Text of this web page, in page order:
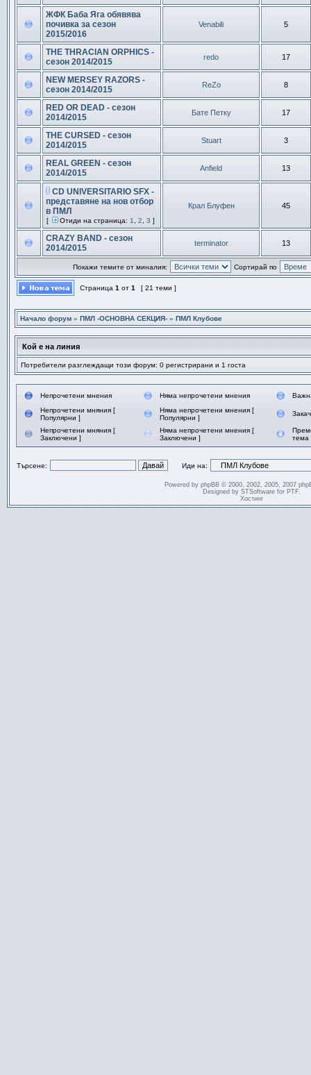
ЖФК Баба Яга обявява
почивка за сезон
2015/2016
Venabili 5
THE THRACIAN ORPHICS -
сезон 2014/2015
redo 17
NEW MERSEY RAZORS -
сезон 2014/2015
ReZo 8
RED OR DEAD - сезон
2014/2015
Бате Петку 17
THE CURSED - сезон
2014/2015
Stuart 3
REAL GREEN - сезон
2014/2015
Anfield 13
CD UNIVERSITARIO SFX -
представяне на нов отбор
в ПМЛ
[ Отиди на страница: 1 2 3 ]
Крал Блуфен 45
СRAZY BAND - сезон
2014/2015
terminator 13
Покажи темите от миналия: Сортирай по
Страница 1 от 1 [ 21 теми ]
Начало форум » ПМЛ -ОСНОВНА СЕКЦИЯ- » ПМЛ Клубове
Кой е на линия
Потребители разглеждащи този форум: 0 регистрирани и 1 госта
Непрочетени мнения Няма непрочетени мнения
Непрочетени мняния [
Популярни ]
Няма непрочетени мнения [
Популярни ]
Непрочетени мняния [
Заключени ]
Няма непрочетени мнения [
Заключени ]
тема
Търсене: Иди на:
Powered by phpBB© 2000, 2002, 2005, 2007
Designed by STSoftwarefor PTF.
Хостинг